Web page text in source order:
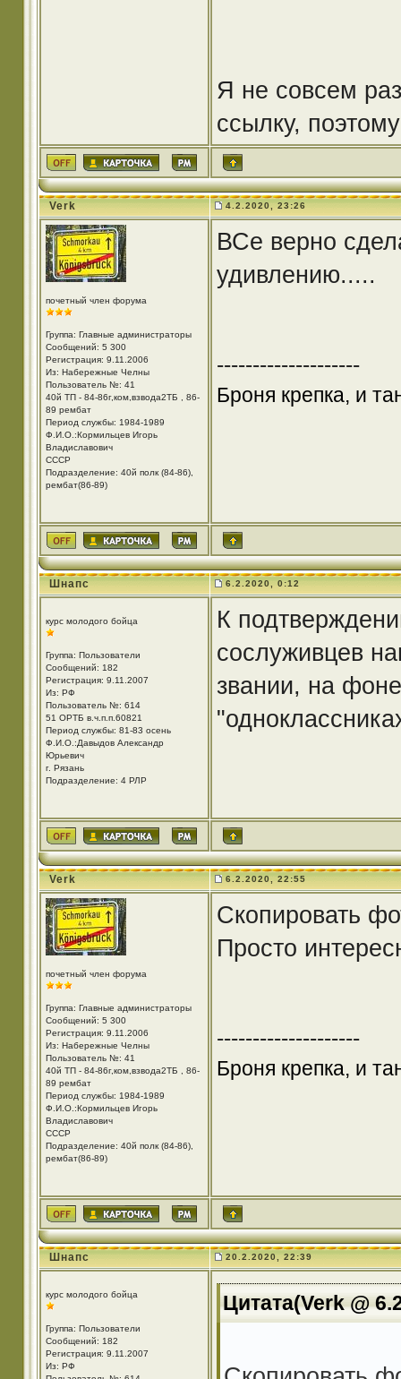
Я не совсем
ссылку,
Verk 4.2.2020, 23:26
почетный член форума
Группа: Главные администраторы
Сообщений: 5 300
Регистрация: 9.11.2006
Из: Набережные Челны
Пользователь №: 41
40й ТП - 84-86г,ком,взвода2ТБ , 86-
89 рембат
Период службы: 1984-1989
Ф.И.О.:Кормильцев Игорь
Владиславович
СССР
Подразделение: 40й полк (84-86),
рембат(86-89)
ВСе верно
удивлению.....
--------------------
Броня крепка, и
Шнапс 6.2.2020, 0:12
курс молодого бойца
Группа: Пользователи
Сообщений: 182
Регистрация: 9.11.2007
Из: РФ
Пользователь №: 614
51 ОРТБ в.ч.п.п.60821
Период службы: 81-83 осень
Ф.И.О.:Давыдов Александр
Юрьевич
г. Рязань
Подразделение: 4 РЛР
К
сослуживцев
звании, на
Verk 6.2.2020, 22:55
почетный член форума
Группа: Главные администраторы
Сообщений: 5 300
Регистрация: 9.11.2006
Из: Набережные Челны
Пользователь №: 41
40й ТП - 84-86г,ком,взвода2ТБ , 86-
89 рембат
Период службы: 1984-1989
Ф.И.О.:Кормильцев Игорь
Владиславович
СССР
Подразделение: 40й полк (84-86),
рембат(86-89)
Скопировать
Просто
--------------------
Броня крепка, и
Шнапс 20.2.2020, 22:39
курс молодого бойца
Группа: Пользователи
Сообщений: 182
Регистрация: 9.11.2007
Из: РФ
Цитата(Verk @